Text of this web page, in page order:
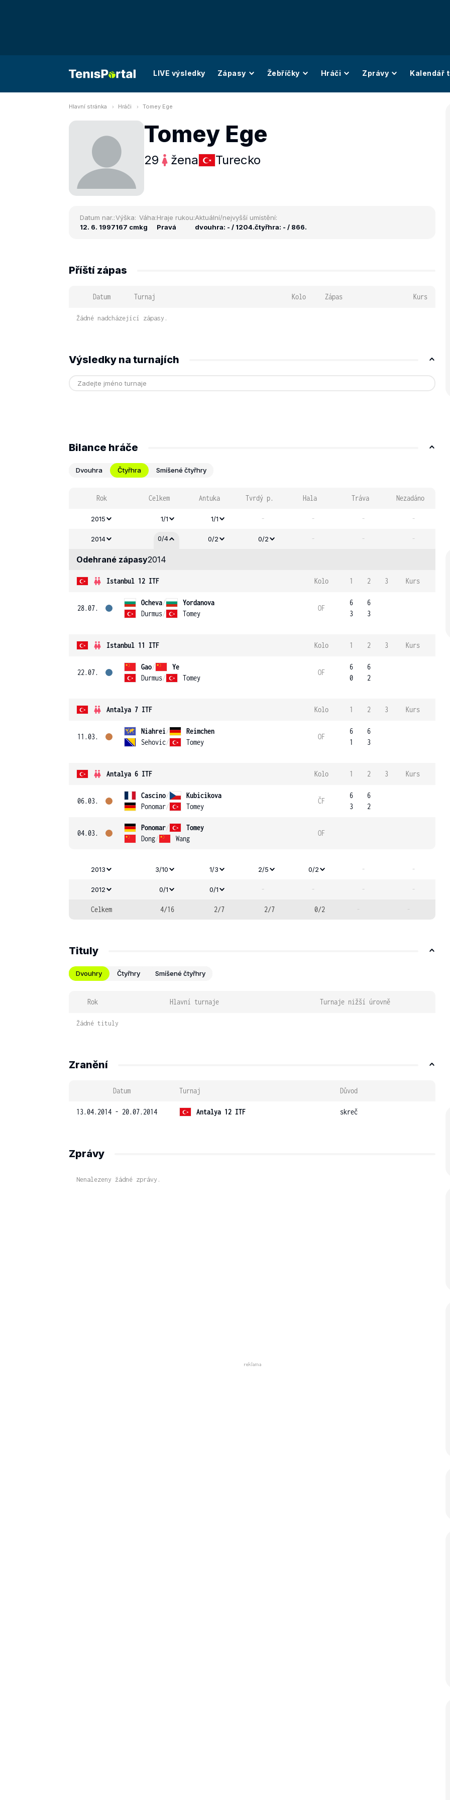
LIVE výsledky Zápasy Žebříčky Hráči Zprávy Kalendář
Hlavní stránka Hráči Tomey Ege
Tomey Ege
29 žena Turecko
Datum nar.:
12. 6. 1997
Výška:
167 cm
Váha:
kg
Hraje rukou:
Pravá
Aktuální/nejvyšší umístění:
dvouhra: - / 1204.čtyřhra: - / 866.
Příští zápas
Datum Turnaj Kolo Zápas Kurs
Žádné nadcházející zápasy.
Výsledky na turnajích
Bilance hráče
Dvouhra Čtyřhra Smíšené čtyřhry
Rok Celkem Antuka Tvrdý p. Hala Tráva Nezadáno
2015 1/1 1/1 - - - -
2014 0/4 0/2 0/2 - - -
Odehrané zápasy2014
Istanbul 12 ITF Kolo 1 2 3 Kurs
28.07.
Ocheva/
Yordanova
Durmus/ Tomey
OF
6
3
6
3
Istanbul 11 ITF Kolo 1 2 3 Kurs
22.07.
Gao/
Ye
Durmus/ Tomey
OF
6
0
6
2
Antalya 7 ITF Kolo 1 2 3 Kurs
11.03.
Niahrei/
Reimchen
Sehovic/ Tomey
OF
6
1
6
3
Antalya 6 ITF Kolo 1 2 3 Kurs
06.03.
Cascino/
Kubicikova
Ponomar/ Tomey
ČF
6
3
6
2
04.03.
Ponomar/
Tomey
Dong/ Wang
OF
2013 3/10 1/3 2/5 0/2 - -
2012 0/1 0/1 - - - -
Celkem 4/16 2/7 2/7 0/2 - -
Tituly
Dvouhry Čtyřhry Smíšené čtyřhry
Rok Hlavní turnaje Turnaje nižší úrovně
Žádné tituly
Zranění
Datum Turnaj Důvod
13.04.2014 - 20.07.2014 Antalya 12 ITF skreč
Zprávy
Nenalezeny žádné zprávy.